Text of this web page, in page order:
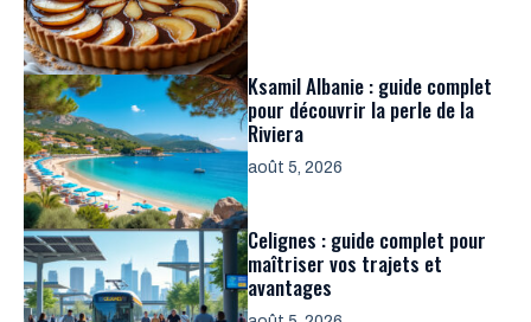
Ksamil Albanie : guide complet
pour découvrir la perle de la
Riviera
août 5, 2026
Celignes : guide complet pour
maîtriser vos trajets et
avantages